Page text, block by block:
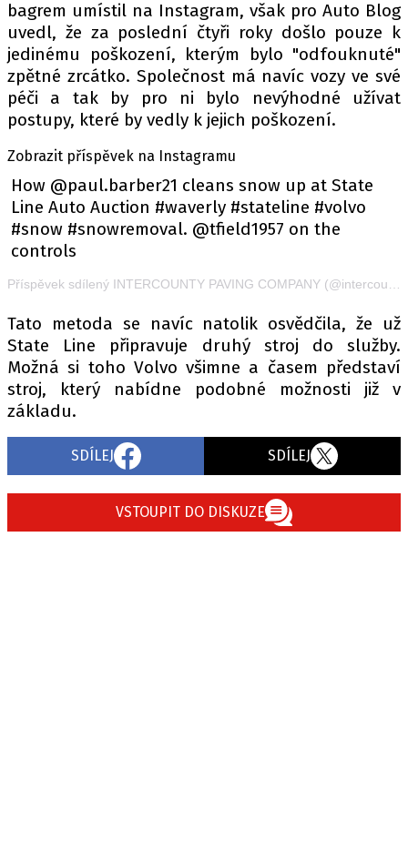
bagrem umístil na Instagram, však pro Auto Blog
uvedl, že za poslední čtyři roky došlo pouze k
jedinému poškození, kterým bylo "odfouknuté"
zpětné zrcátko. Společnost má navíc vozy ve své
péči a tak by pro ni bylo nevýhodné užívat
postupy, které by vedly k jejich poškození.
Zobrazit příspěvek na Instagramu
How @paul.barber21 cleans snow up at State
Line Auto Auction #waverly #stateline #volvo
#snow #snowremoval. @tfield1957 on the
controls
Tato metoda se navíc natolik osvědčila, že už
State Line připravuje druhý stroj do služby.
Možná si toho Volvo všimne a časem představí
stroj, který nabídne podobné možnosti již v
základu.
SDÍLEJ SDÍLEJ
VSTOUPIT DO DISKUZE